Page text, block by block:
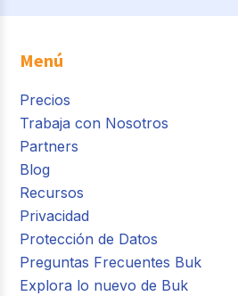
Menú
Precios
Trabaja con Nosotros
Partners
Blog
Recursos
Privacidad
Protección de Datos
Preguntas Frecuentes Buk
Explora lo nuevo de Buk